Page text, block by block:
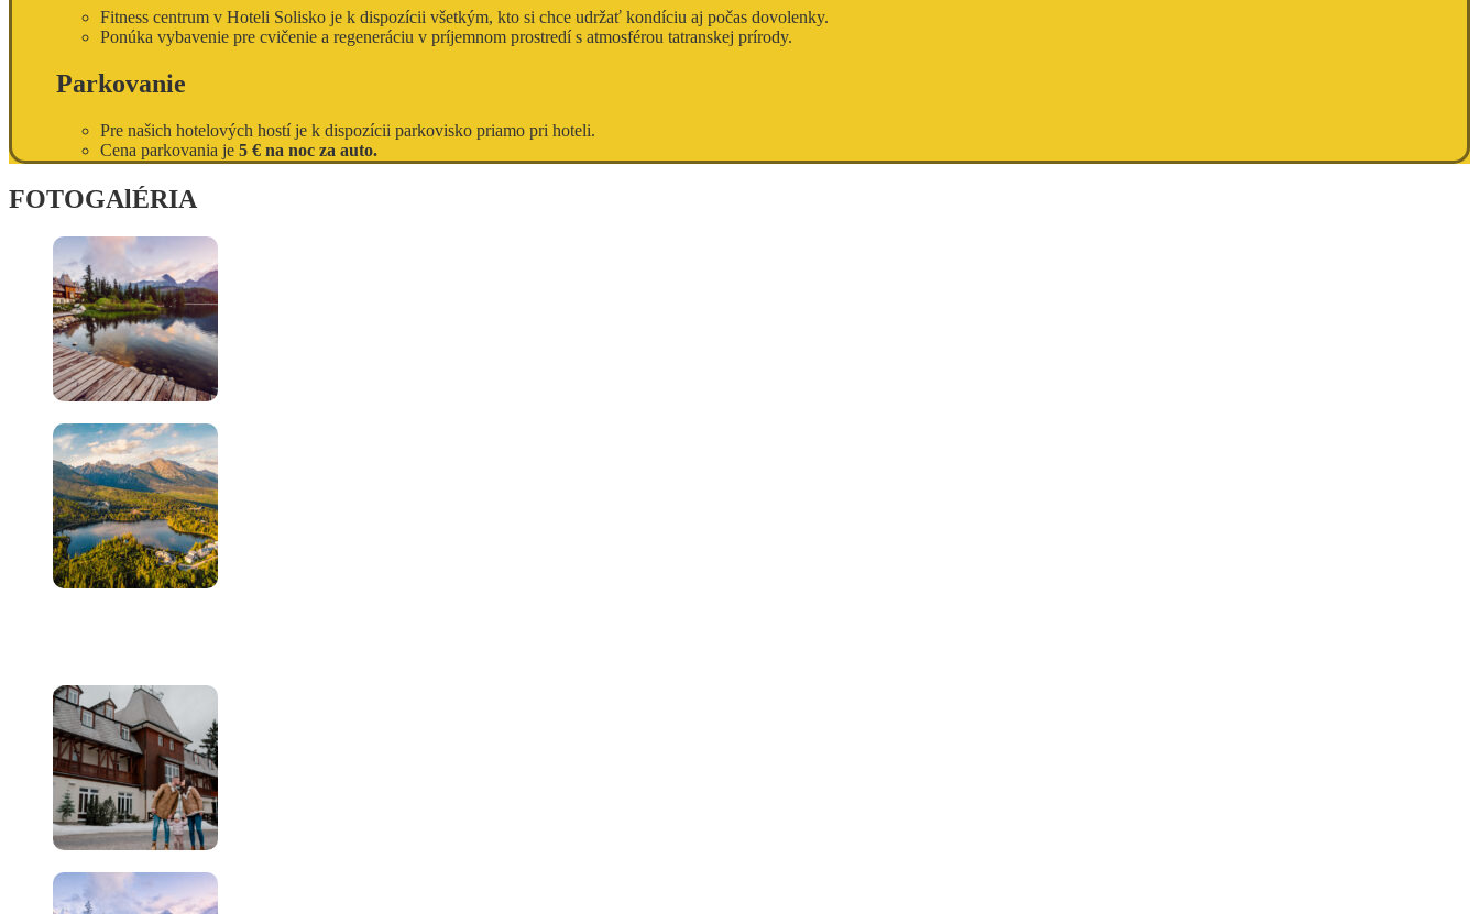
Fitness centrum v Hoteli Solisko je k dispozícii všetkým, kto si chce udržať kondíciu aj počas dovolenky.
Ponúka vybavenie pre cvičenie a regeneráciu v príjemnom prostredí s atmosférou tatranskej prírody.
Parkovanie
Pre našich hotelových hostí je k dispozícii parkovisko priamo pri hoteli.
Cena parkovania je 5 € na noc za auto.
FOTOGAlÉRIA